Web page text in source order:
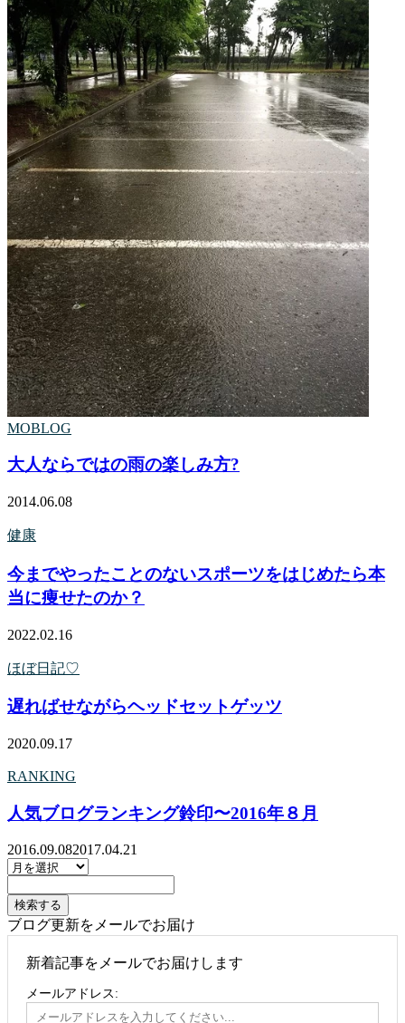
MOBLOG
大人ならではの雨の楽しみ方?
2014.06.08
健康
今までやったことのないスポーツをはじめたら本
当に痩せたのか？
2022.02.16
ほぼ日記♡
遅ればせながらヘッドセットゲッツ
2020.09.17
RANKING
人気ブログランキング鈴印〜2016年８月
2016.09.082017.04.21
ブログ更新をメールでお届け
新着記事をメールでお届けします
メールアドレス: